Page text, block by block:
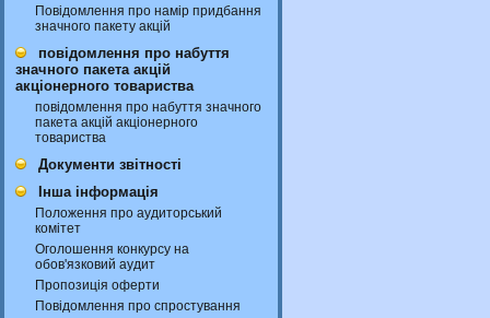
Повідомлення про намір придбання
значного пакету акцій
повідомлення про набуття
значного пакета акцій
акціонерного товариства
повідомлення про набуття значного
пакета акцій акціонерного
товариства
Документи звітності
Інша інформація
Положення про аудиторський
комітет
Оголошення конкурсу на
обов'язковий аудит
Пропозиція оферти
Повідомлення про спростування